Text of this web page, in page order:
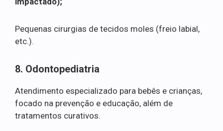
Pequenas cirurgias de tecidos moles (freio labial,
etc.).
8. Odontopediatria
Atendimento especializado para bebês e crianças,
focado na prevenção e educação, além de
tratamentos curativos.